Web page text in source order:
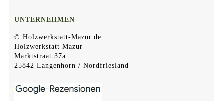
UNTERNEHMEN
© Holzwerkstatt-Mazur.de
Holzwerkstatt Mazur
Marktstraat 37a
25842 Langenhorn / Nordfriesland